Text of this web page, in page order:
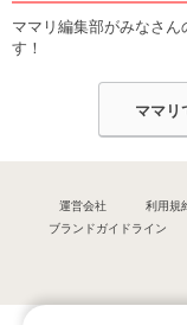
ママリ編集部がみなさ
す！
ママリ
運営会社 利用規
ブランドガイドライン